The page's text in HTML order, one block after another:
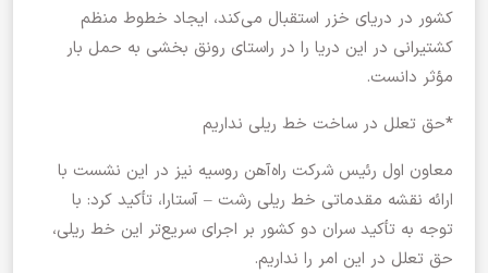
کشور در دریای خزر استقبال می‌کند، ایجاد خطوط منظم
کشتیرانی در این دریا را در راستای رونق بخشی به حمل بار
مؤثر دانست.
*حق تعلل در ساخت خط ریلی نداریم
معاون اول رئیس شرکت راه‌آهن روسیه نیز در این نشست با
ارائه نقشه مقدماتی خط ریلی رشت – آستارا، تأکید کرد: با
توجه به تأکید سران دو کشور بر اجرای سریع‌تر این خط ریلی،
حق تعلل در این امر را نداریم.